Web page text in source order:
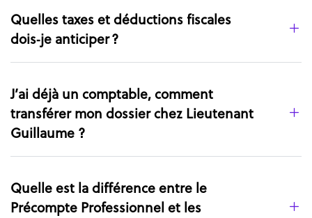
Quelles taxes et déductions fiscales
dois‑je anticiper ?
J’ai déjà un comptable, comment
transférer mon dossier chez Lieutenant
Guillaume ?
Quelle est la différence entre le
Précompte Professionnel et les